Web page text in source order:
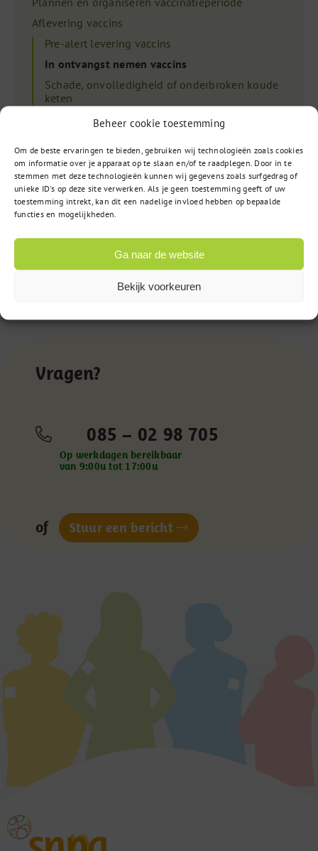
Beheer cookie toestemming
Om de beste ervaringen te bieden, gebruiken wij technologieën zoals cookies
om informatie over je apparaat op te slaan en/of te raadplegen. Door in te
stemmen met deze technologieën kunnen wij gegevens zoals surfgedrag of
unieke ID's op deze site verwerken. Als je geen toestemming geeft of uw
toestemming intrekt, kan dit een nadelige invloed hebben op bepaalde
functies en mogelijkheden.
Ga naar de website
Bekijk voorkeuren
Aflevering vaccins
Pre-alert levering vaccins
In ontvangst nemen vaccins
Schade, onvolledigheid of onderbroken koude
keten
Bestellen vaccins
Bewaren vaccins
Bestellen drukwerk
Praktijkovername, beëindiging praktijk of geheel
nieuwe praktijk
Gebruikershandleiding Webapplicatie
Vragen?
085 – 02 98 705
Op werkdagen bereikbaar
van 9:00u tot 17:00u
of Stuur een bericht